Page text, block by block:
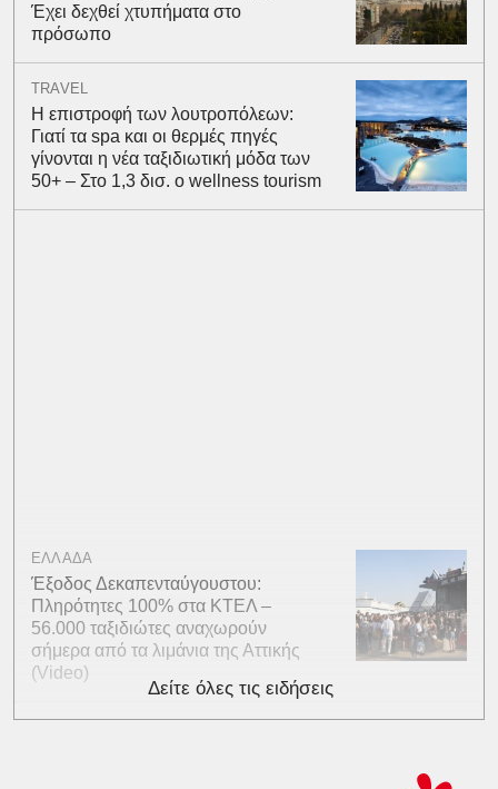
Έχει δεχθεί χτυπήματα στο
πρόσωπο
TRAVEL
Η επιστροφή των λουτροπόλεων:
Γιατί τα spa και οι θερμές πηγές
γίνονται η νέα ταξιδιωτική μόδα των
50+ – Στο 1,3 δισ. ο wellness tourism
ΕΛΛΑΔΑ
Έξοδος Δεκαπενταύγουστου:
Πληρότητες 100% στα ΚΤΕΛ –
56.000 ταξιδιώτες αναχωρούν
σήμερα από τα λιμάνια της Αττικής
(Video)
Δείτε όλες τις ειδήσεις